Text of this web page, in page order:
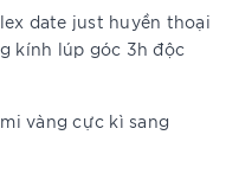
date just huyền thoại
kính lúp góc 3h độc
vàng cực kì sang